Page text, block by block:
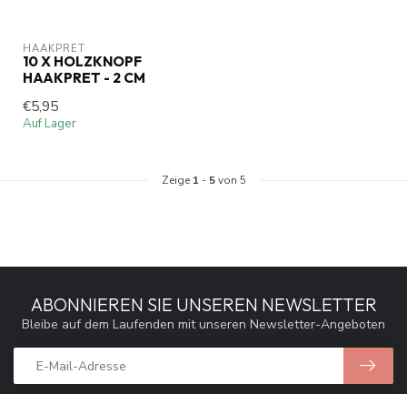
HAAKPRET
10 X HOLZKNOPF
HAAKPRET - 2 CM
€5,95
Auf Lager
Zeige 1 - 5von 5
ABONNIEREN SIE UNSEREN NEWSLETTER
Bleibe auf dem Laufenden mit unseren Newsletter-Angeboten